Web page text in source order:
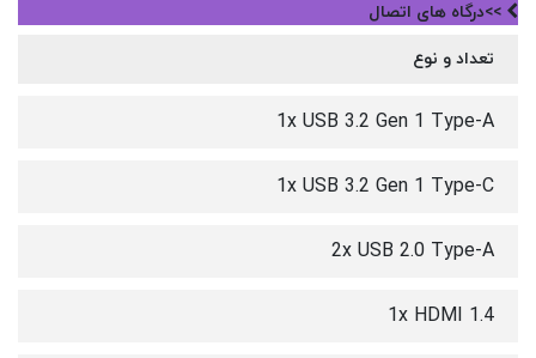
>>درگاه های اتصال
تعداد و نوع
1x USB 3.2 Gen 1 Type-A
1x USB 3.2 Gen 1 Type-C
2x USB 2.0 Type-A
1x HDMI 1.4